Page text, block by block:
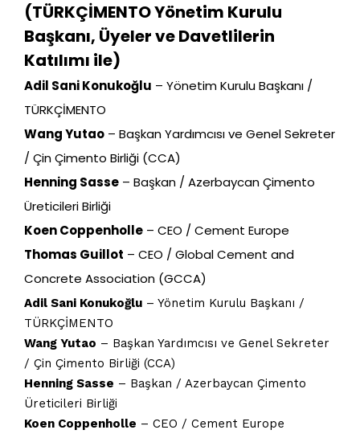
(TÜRKÇİMENTO Yönetim Kurulu
Başkanı, Üyeler ve Davetlilerin
Katılımı ile)
Adil Sani Konukoğlu – Yönetim Kurulu Başkanı /
TÜRKÇİMENTO
Wang Yutao – Başkan Yardımcısı ve Genel Sekreter
/ Çin Çimento Birliği (CCA)
Henning Sasse – Başkan / Azerbaycan Çimento
Üreticileri Birliği
Koen Coppenholle – CEO / Cement Europe
Thomas Guillot – CEO / Global Cement and
Concrete Association (GCCA)
Adil Sani Konukoğlu – Yönetim Kurulu Başkanı /
TÜRKÇİMENTO
Wang Yutao – Başkan Yardımcısı ve Genel Sekreter
/ Çin Çimento Birliği (CCA)
Henning Sasse – Başkan / Azerbaycan Çimento
Üreticileri Birliği
Koen Coppenholle – CEO / Cement Europe
Speakers